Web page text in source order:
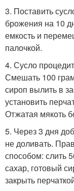
3. Поставить
брожения на 10
емкость и
палочкой.
4. Сусло
Смешать 100
сироп вылить в
установить
Отжатая мякоть
5. Через 3 дня
не доливать.
способом: слить
сахар, готовый
закрыть